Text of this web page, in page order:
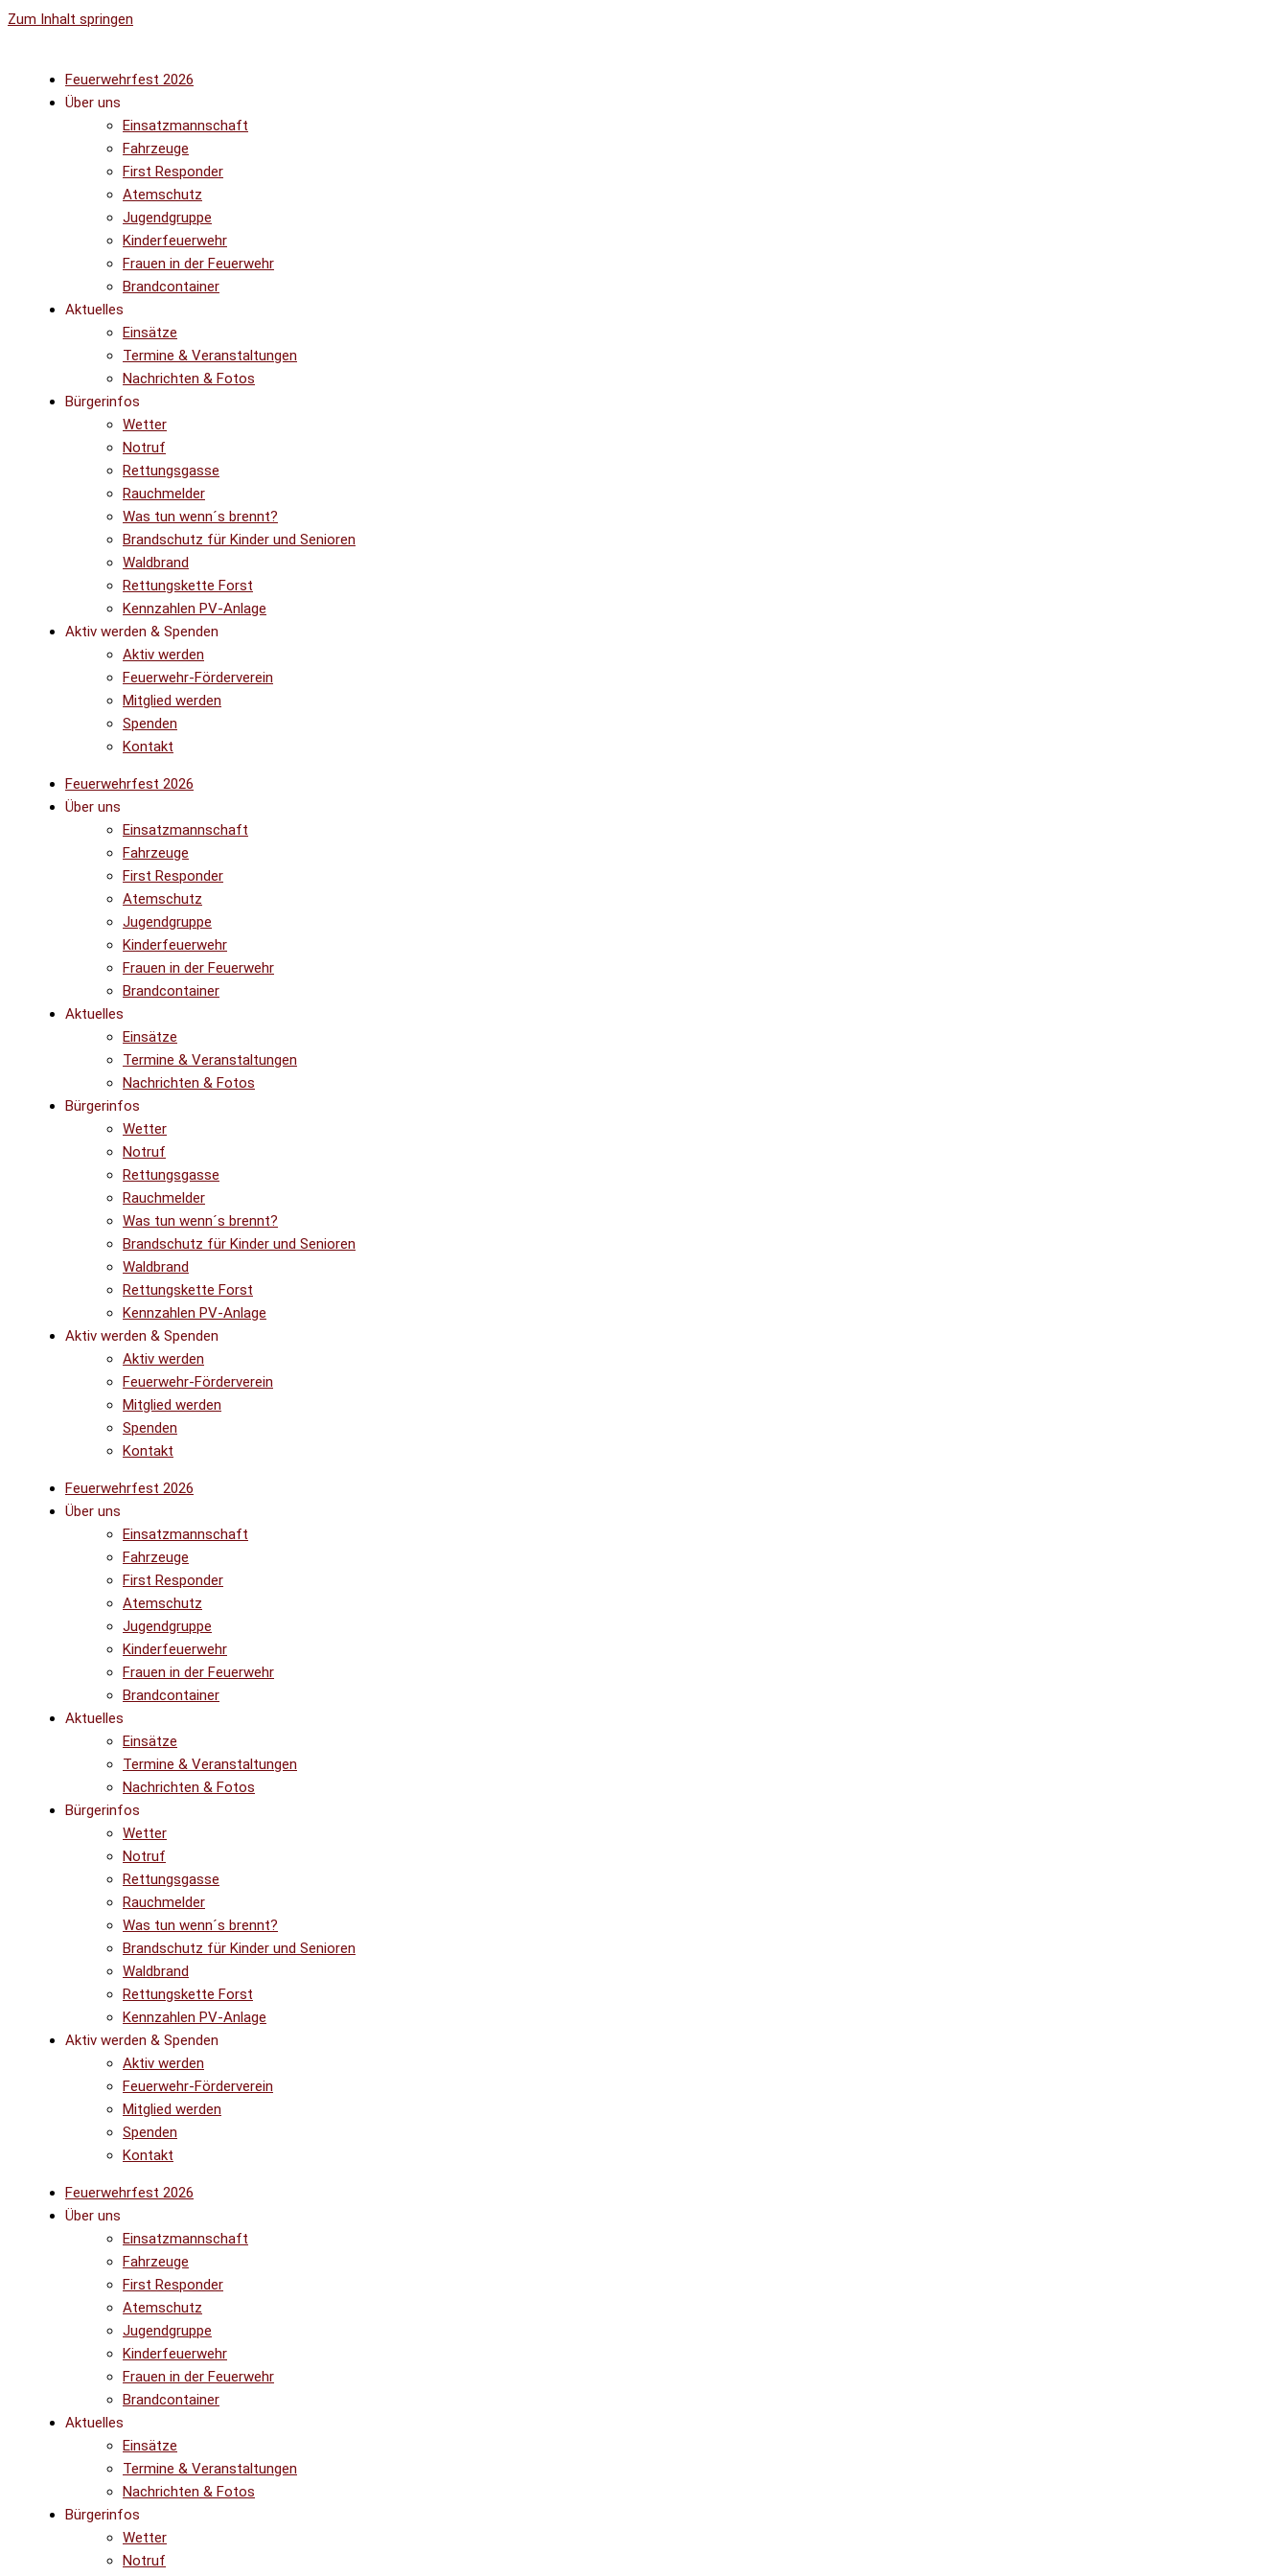
Zum Inhalt springen
Feuerwehrfest 2026
Über uns
Einsatzmannschaft
Fahrzeuge
First Responder
Atemschutz
Jugendgruppe
Kinderfeuerwehr
Frauen in der Feuerwehr
Brandcontainer
Aktuelles
Einsätze
Termine & Veranstaltungen
Nachrichten & Fotos
Bürgerinfos
Wetter
Notruf
Rettungsgasse
Rauchmelder
Was tun wenn´s brennt?
Brandschutz für Kinder und Senioren
Waldbrand
Rettungskette Forst
Kennzahlen PV-Anlage
Aktiv werden & Spenden
Aktiv werden
Feuerwehr-Förderverein
Mitglied werden
Spenden
Kontakt
Feuerwehrfest 2026
Über uns
Einsatzmannschaft
Fahrzeuge
First Responder
Atemschutz
Jugendgruppe
Kinderfeuerwehr
Frauen in der Feuerwehr
Brandcontainer
Aktuelles
Einsätze
Termine & Veranstaltungen
Nachrichten & Fotos
Bürgerinfos
Wetter
Notruf
Rettungsgasse
Rauchmelder
Was tun wenn´s brennt?
Brandschutz für Kinder und Senioren
Waldbrand
Rettungskette Forst
Kennzahlen PV-Anlage
Aktiv werden & Spenden
Aktiv werden
Feuerwehr-Förderverein
Mitglied werden
Spenden
Kontakt
Feuerwehrfest 2026
Über uns
Einsatzmannschaft
Fahrzeuge
First Responder
Atemschutz
Jugendgruppe
Kinderfeuerwehr
Frauen in der Feuerwehr
Brandcontainer
Aktuelles
Einsätze
Termine & Veranstaltungen
Nachrichten & Fotos
Bürgerinfos
Wetter
Notruf
Rettungsgasse
Rauchmelder
Was tun wenn´s brennt?
Brandschutz für Kinder und Senioren
Waldbrand
Rettungskette Forst
Kennzahlen PV-Anlage
Aktiv werden & Spenden
Aktiv werden
Feuerwehr-Förderverein
Mitglied werden
Spenden
Kontakt
Feuerwehrfest 2026
Über uns
Einsatzmannschaft
Fahrzeuge
First Responder
Atemschutz
Jugendgruppe
Kinderfeuerwehr
Frauen in der Feuerwehr
Brandcontainer
Aktuelles
Einsätze
Termine & Veranstaltungen
Nachrichten & Fotos
Bürgerinfos
Wetter
Notruf